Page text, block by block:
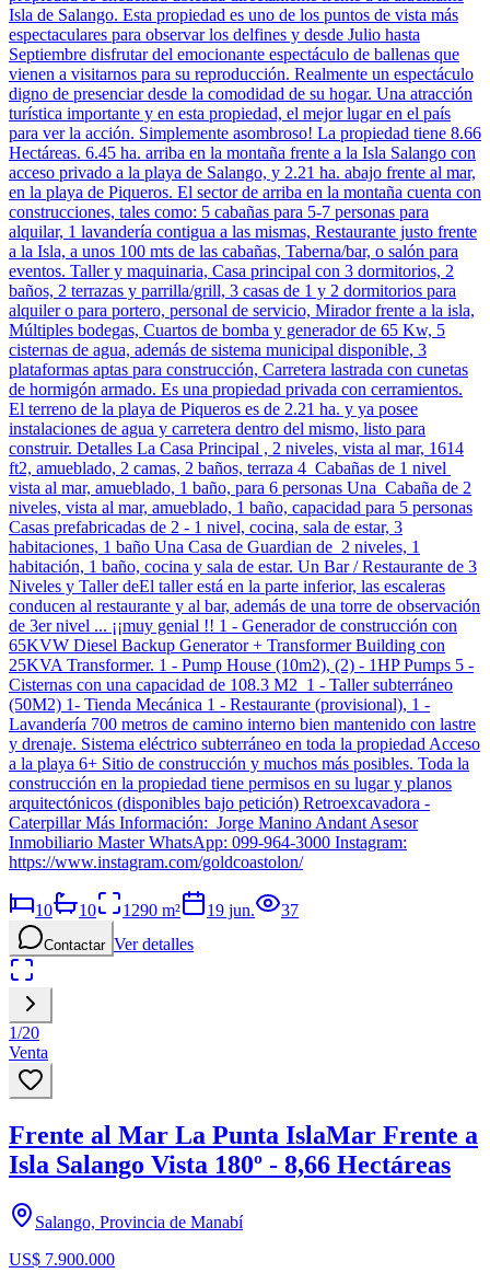
Isla de Salango. Esta propiedad es uno de los puntos de vista más
espectaculares para observar los delfines y desde Julio hasta
Septiembre disfrutar del emocionante espectáculo de ballenas que
vienen a visitarnos para su reproducción. Realmente un espectáculo
digno de presenciar desde la comodidad de su hogar. Una atracción
turística importante y en esta propiedad, el mejor lugar en el país
para ver la acción. Simplemente asombroso! La propiedad tiene 8.66
Hectáreas. 6.45 ha. arriba en la montaña frente a la Isla Salango con
acceso privado a la playa de Salango, y 2.21 ha. abajo frente al mar,
en la playa de Piqueros. El sector de arriba en la montaña cuenta con
construcciones, tales como: 5 cabañas para 5-7 personas para
alquilar, 1 lavandería contigua a las mismas, Restaurante justo frente
a la Isla, a unos 100 mts de las cabañas, Taberna/bar, o salón para
eventos. Taller y maquinaria, Casa principal con 3 dormitorios, 2
baños, 2 terrazas y parrilla/grill, 3 casas de 1 y 2 dormitorios para
alquiler o para portero, personal de servicio, Mirador frente a la isla,
Múltiples bodegas, Cuartos de bomba y generador de 65 Kw, 5
cisternas de agua, además de sistema municipal disponible, 3
plataformas aptas para construcción, Carretera lastrada con cunetas
de hormigón armado. Es una propiedad privada con cerramientos.
El terreno de la playa de Piqueros es de 2.21 ha. y ya posee
instalaciones de agua y carretera dentro del mismo, listo para
construir. Detalles La Casa Principal , 2 niveles, vista al mar, 1614
ft2, amueblado, 2 camas, 2 baños, terraza 4 Cabañas de 1 nivel
vista al mar, amueblado, 1 baño, para 6 personas Una Cabaña de 2
niveles, vista al mar, amueblado, 1 baño, capacidad para 5 personas
Casas prefabricadas de 2 - 1 nivel, cocina, sala de estar, 3
habitaciones, 1 baño Una Casa de Guardian de 2 niveles, 1
habitación, 1 baño, cocina y sala de estar. Un Bar / Restaurante de 3
Niveles y Taller deEl taller está en la parte inferior, las escaleras
conducen al restaurante y al bar, además de una torre de observación
de 3er nivel ... ¡¡muy genial !! 1 - Generador de construcción con
65KVW Diesel Backup Generator + Transformer Building con
25KVA Transformer. 1 - Pump House (10m2), (2) - 1HP Pumps 5 -
Cisternas con una capacidad de 108.3 M2 1 - Taller subterráneo
(50M2) 1- Tienda Mecánica 1 - Restaurante (provisional), 1 -
Lavandería 700 metros de camino interno bien mantenido con lastre
y drenaje. Sistema eléctrico subterráneo en toda la propiedad Acceso
a la playa 6+ Sitio de construcción y muchos más posibles. Toda la
construcción en la propiedad tiene permisos en su lugar y planos
arquitectónicos (disponibles bajo petición) Retroexcavadora -
Caterpillar Más Información: Jorge Manino Andant Asesor
Inmobiliario Master WhatsApp: 099-964-3000 Instagram:
https://www.instagram.com/goldcoastolon/
10 10 1290 m² 19 jun. 37
Contactar Ver detalles
1/20
Venta
Frente al Mar La Punta IslaMar Frente a
Isla Salango Vista 180º - 8,66 Hectáreas
Salango, Provincia de Manabí
US$ 7.900.000